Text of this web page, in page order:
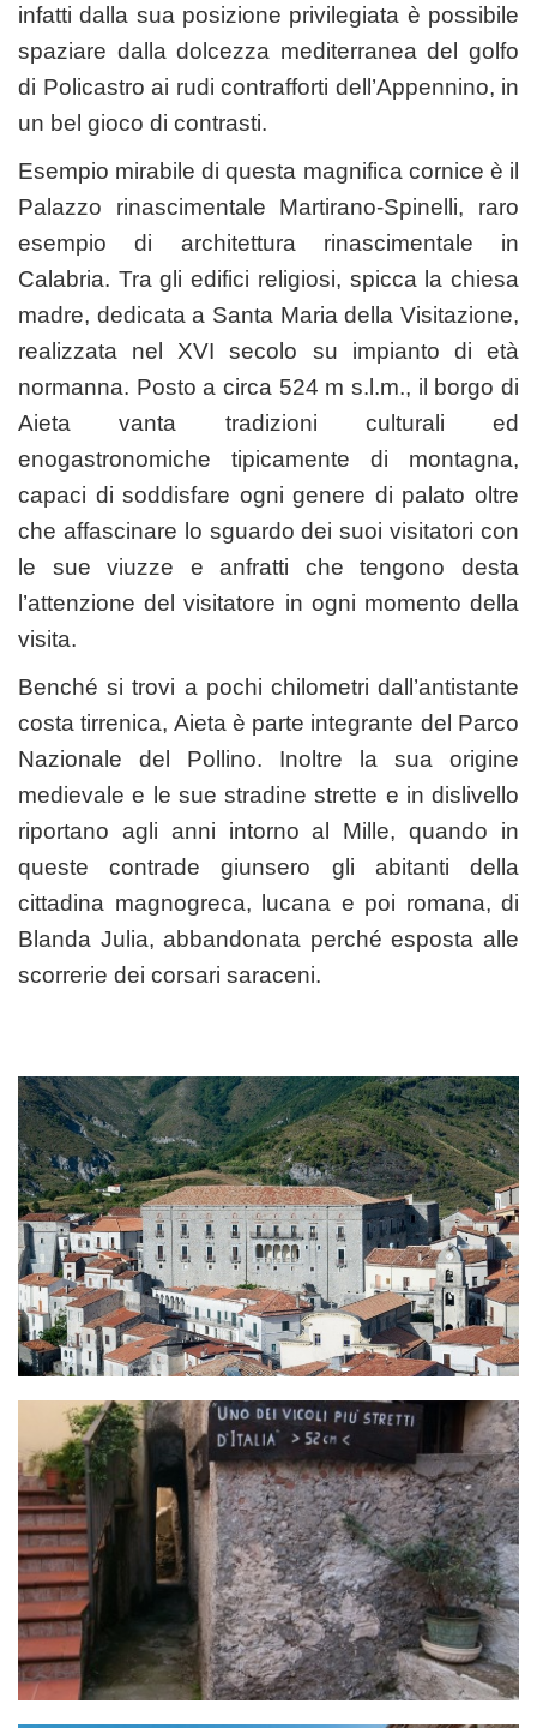
infatti dalla sua posizione privilegiata è possibile
spaziare dalla dolcezza mediterranea del golfo
di Policastro ai rudi contrafforti dell’Appennino, in
un bel gioco di contrasti.
Esempio mirabile di questa magnifica cornice è il
Palazzo rinascimentale Martirano-Spinelli, raro
esempio di architettura rinascimentale in
Calabria. Tra gli edifici religiosi, spicca la chiesa
madre, dedicata a Santa Maria della Visitazione,
realizzata nel XVI secolo su impianto di età
normanna. Posto a circa 524 m s.l.m., il borgo di
Aieta vanta tradizioni culturali ed
enogastronomiche tipicamente di montagna,
capaci di soddisfare ogni genere di palato oltre
che affascinare lo sguardo dei suoi visitatori con
le sue viuzze e anfratti che tengono desta
l’attenzione del visitatore in ogni momento della
visita.
Benché si trovi a pochi chilometri dall’antistante
costa tirrenica, Aieta è parte integrante del Parco
Nazionale del Pollino. Inoltre la sua origine
medievale e le sue stradine strette e in dislivello
riportano agli anni intorno al Mille, quando in
queste contrade giunsero gli abitanti della
cittadina magnogreca, lucana e poi romana, di
Blanda Julia, abbandonata perché esposta alle
scorrerie dei corsari saraceni.